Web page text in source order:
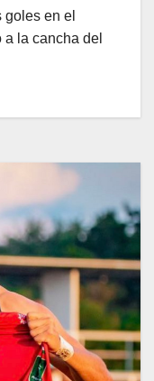
en el
la cancha del